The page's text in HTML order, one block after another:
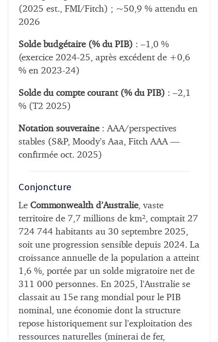
(2025 est., FMI/Fitch) ; ~50,9 % attendu en
2026
Solde budgétaire (% du PIB) : –1,0 %
(exercice 2024-25, après excédent de +0,6
% en 2023-24)
Solde du compte courant (% du PIB) : –2,1
% (T2 2025)
Notation souveraine: AAA/perspectives
stables (S&P, Moody’s Aaa, Fitch AAA —
confirmée oct. 2025)
Conjoncture
Le Commonwealth d’Australie, vaste
territoire de 7,7 millions de km², comptait 27
724 744 habitants au 30 septembre 2025,
soit une progression sensible depuis 2024. La
croissance annuelle de la population a atteint
1,6 %, portée par un solde migratoire net de
311 000 personnes. En 2025, l’Australie se
classait au 15e rang mondial pour le PIB
nominal, une économie dont la structure
repose historiquement sur l’exploitation des
ressources naturelles (minerai de fer,